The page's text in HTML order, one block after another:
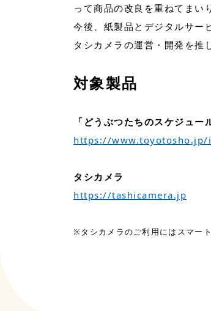
って商品の改良を重ねてまい
今後、紙製品とデジタルサー
タシカメラの運営・開発を推
対象製品
「どうぶつたちのスケジュー
https://www.toyotosho.jp/
タシカメラ
https://tashicamera.jp
※タシカメラのご利用にはスマー